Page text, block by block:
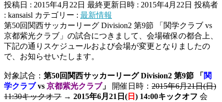
投稿日 : 2015年4月22日 最終更新日時 : 2015年4月22日 投稿者
: kansaisl カテゴリー : 最新情報
第50回関西サッカーリーグ Division2 第9節 「関学クラブ vs
京都紫光クラブ」の試合につきまして、会場確保の都合上、
下記の通りスケジュールおよび会場が変更となりましたの
で、お知らせいたします。
対象試合： 第50回関西サッカーリーグ Division2 第9節 「 関
学クラブvs 京都紫光クラブ」 開催日時： 2015年6月21日(日)
11:30キックオフ → 2015年6月21日( 日 ) 14:00キックオフ 会